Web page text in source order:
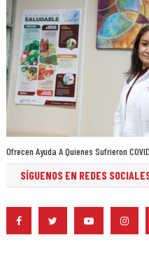
Ofrecen Ayuda A Quienes Sufrieron
SÍGUENOS EN REDES